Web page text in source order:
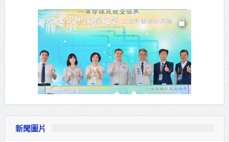
新聞圖片